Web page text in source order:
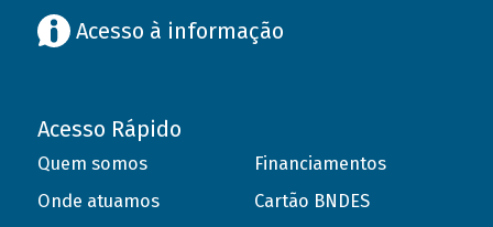
Acesso à informação
Acesso Rápido
Quem somos
Onde atuamos
Financiamentos
Cartão BNDES